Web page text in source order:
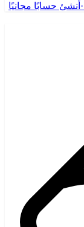
· أنشئ حسابًا مجانيًا